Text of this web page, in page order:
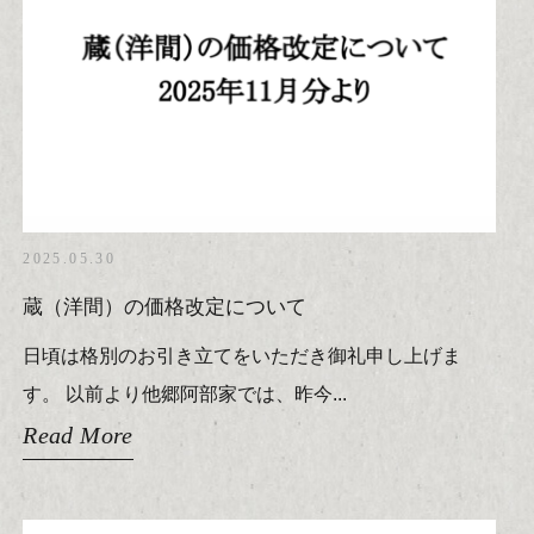
2025.05.30
蔵（洋間）の価格改定について
日頃は格別のお引き立てをいただき御礼申し上げま
す。 以前より他郷阿部家では、昨今...
Read More